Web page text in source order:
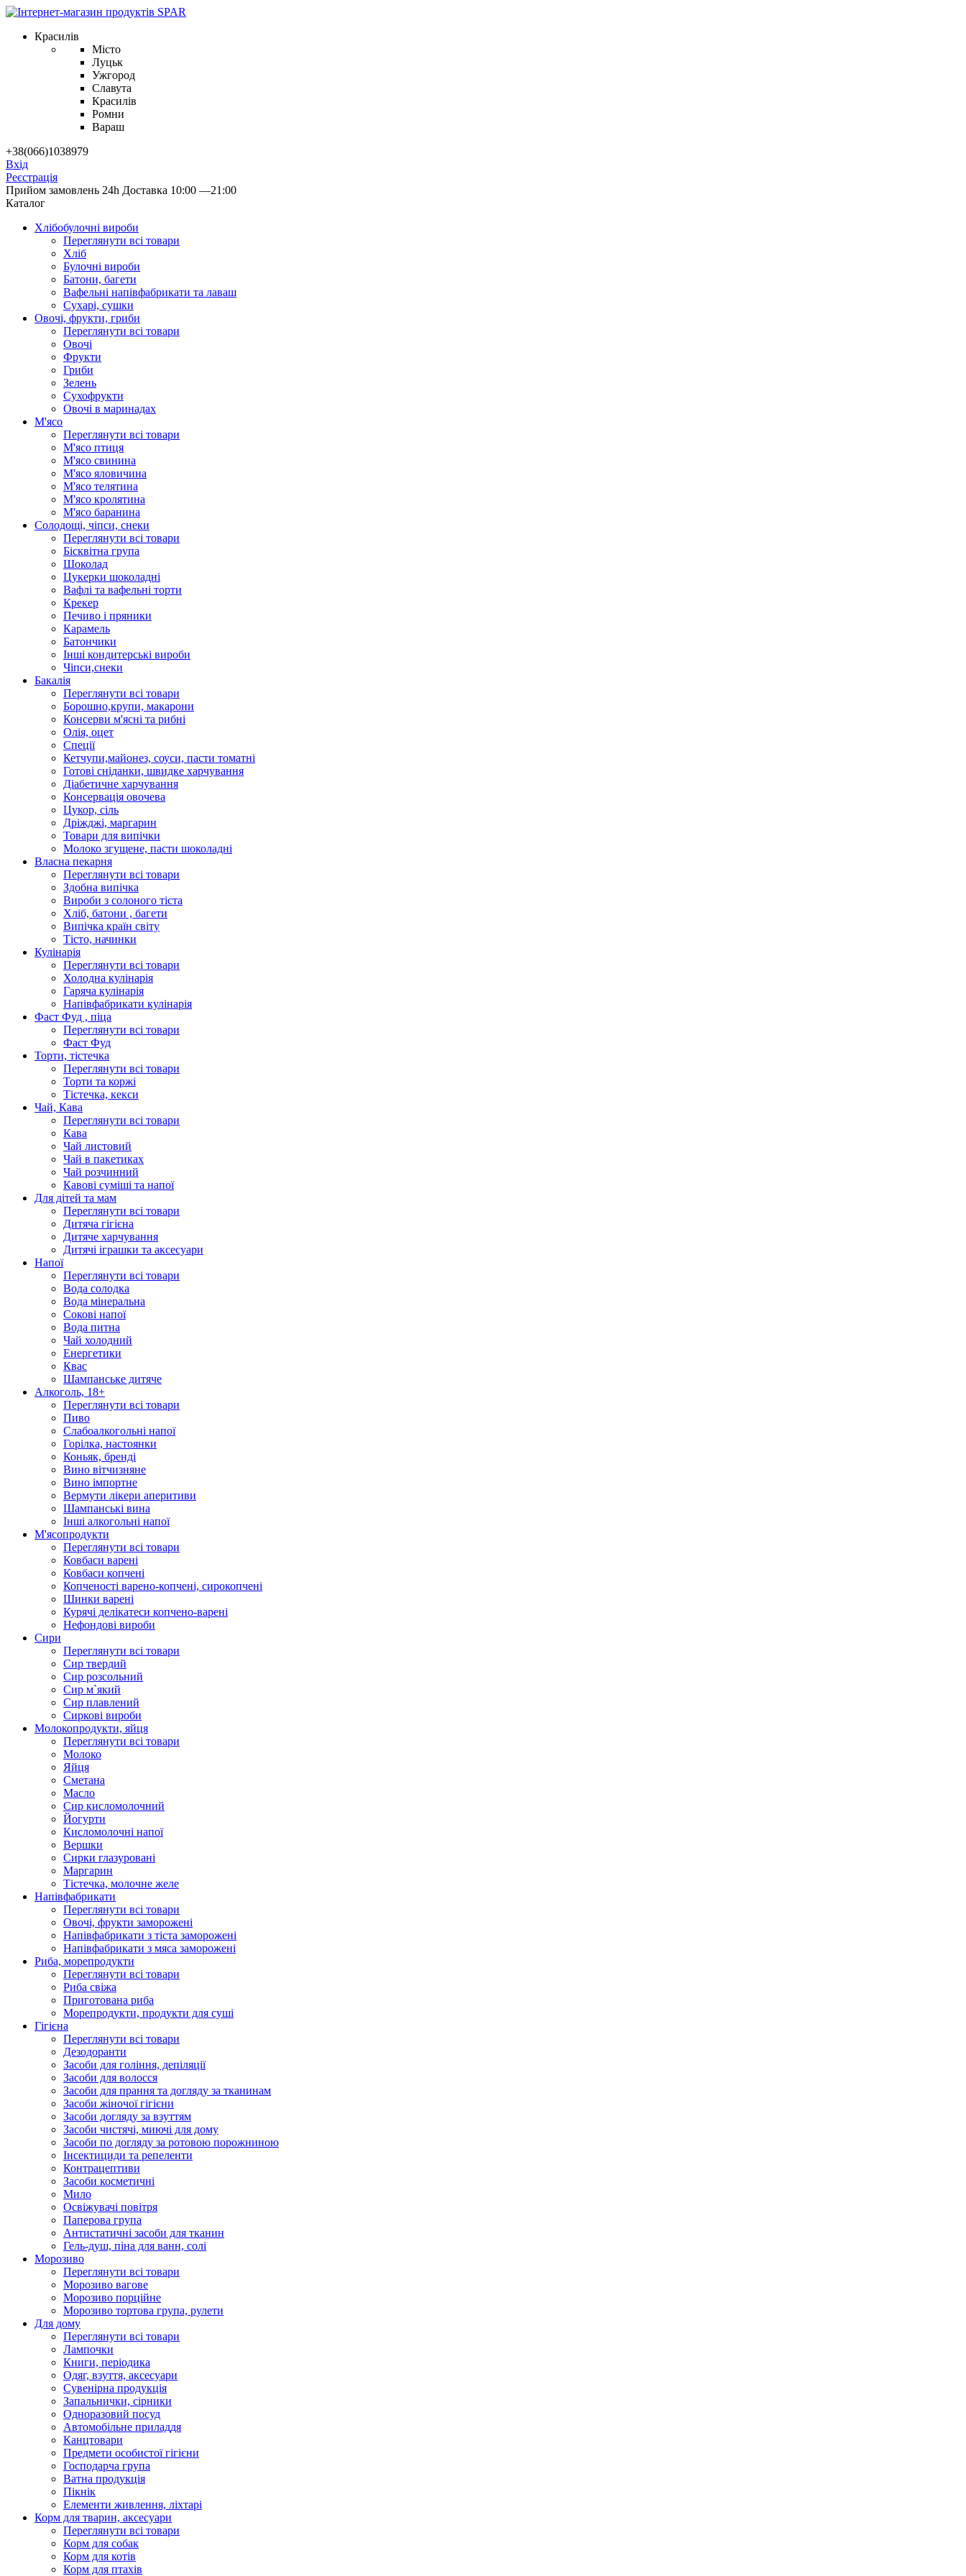
Красилів
Місто
Луцьк
Ужгород
Славута
Красилів
Ромни
Вараш
+38(066)1038979
Вхід
Реєстрація
Прийом замовлень 24h Доставка 10:00 —21:00
Каталог
Хлібобулочні вироби
Переглянути всі товари
Хліб
Булочні вироби
Батони, багети
Вафельні напівфабрикати та лаваш
Сухарі, сушки
Овочі, фрукти, гриби
Переглянути всі товари
Овочі
Фрукти
Гриби
Зелень
Сухофрукти
Овочі в маринадах
М'ясо
Переглянути всі товари
М'ясо птиця
М'ясо свинина
М'ясо яловичина
М'ясо телятина
М'ясо кролятина
М'ясо баранина
Солодощі, чіпси, снеки
Переглянути всі товари
Бісквітна група
Шоколад
Цукерки шоколадні
Вафлі та вафельні торти
Крекер
Печиво і пряники
Карамель
Батончики
Інші кондитерські вироби
Чіпси,снеки
Бакалія
Переглянути всі товари
Борошно,крупи, макарони
Консерви м'ясні та рибні
Олія, оцет
Спеції
Кетчупи,майонез, соуси, пасти томатні
Готові сніданки, швидке харчування
Діабетичне харчування
Консервація овочева
Цукор, сіль
Дріжджі, маргарин
Товари для випічки
Молоко згущене, пасти шоколадні
Власна пекарня
Переглянути всі товари
Здобна випічка
Вироби з солоного тіста
Хліб, батони , багети
Випічка країн світу
Тісто, начинки
Кулінарія
Переглянути всі товари
Холодна кулінарія
Гаряча кулінарія
Напівфабрикати кулінарія
Фаст Фуд , піца
Переглянути всі товари
Фаст Фуд
Торти, тістечка
Переглянути всі товари
Торти та коржі
Тістечка, кекси
Чай, Кава
Переглянути всі товари
Кава
Чай листовий
Чай в пакетиках
Чай розчинний
Кавові суміші та напої
Для дітей та мам
Переглянути всі товари
Дитяча гігієна
Дитяче харчування
Дитячі іграшки та аксесуари
Напої
Переглянути всі товари
Вода солодка
Вода мінеральна
Сокові напої
Вода питна
Чай холодний
Енергетики
Квас
Шампанське дитяче
Алкоголь, 18+
Переглянути всі товари
Пиво
Слабоалкогольні напої
Горілка, настоянки
Коньяк, бренді
Вино вітчизняне
Вино імпортне
Вермути лікери аперитиви
Шампанські вина
Інші алкогольні напої
М'ясопродукти
Переглянути всі товари
Ковбаси варені
Ковбаси копчені
Копченості варено-копчені, сирокопчені
Шинки варені
Курячі делікатеси копчено-варені
Нефондові вироби
Сири
Переглянути всі товари
Сир твердий
Сир розсольний
Сир м`який
Сир плавлений
Сиркові вироби
Молокопродукти, яйця
Переглянути всі товари
Молоко
Яйця
Сметана
Масло
Сир кисломолочний
Йогурти
Кисломолочні напої
Вершки
Сирки глазуровані
Маргарин
Тістечка, молочне желе
Напівфабрикати
Переглянути всі товари
Овочі, фрукти заморожені
Напівфабрикати з тіста заморожені
Напівфабрикати з мяса заморожені
Риба, морепродукти
Переглянути всі товари
Риба свіжа
Приготована риба
Морепродукти, продукти для суші
Гігієна
Переглянути всі товари
Дезодоранти
Засоби для гоління, депіляції
Засоби для волосся
Засоби для прання та догляду за тканинам
Засоби жіночої гігієни
Засоби догляду за взуттям
Засоби чистячі, миючі для дому
Засоби по догляду за ротовою порожниною
Інсектициди та репеленти
Контрацептиви
Засоби косметичні
Мило
Освіжувачі повітря
Паперова група
Антистатичні засоби для тканин
Гель-душ, піна для ванн, солі
Морозиво
Переглянути всі товари
Морозиво вагове
Морозиво порційне
Морозиво тортова група, рулети
Для дому
Переглянути всі товари
Лампочки
Книги, періодика
Одяг, взуття, аксесуари
Сувенірна продукція
Запальнички, сірники
Одноразовий посуд
Автомобільне приладдя
Канцтовари
Предмети особистої гігієни
Господарча група
Ватна продукція
Пікнік
Елементи живлення, ліхтарі
Корм для тварин, аксесуари
Переглянути всі товари
Корм для собак
Корм для котів
Корм для птахів